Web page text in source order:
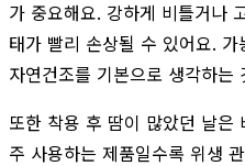
가 중요해요. 강하게 비틀거나
태가 빨리 손상될 수 있어요.
자연건조를 기본으로 생각하는
또한 착용 후 땀이 많았던 날은
주 사용하는 제품일수록 위생